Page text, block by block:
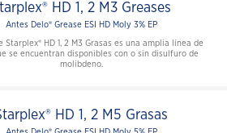
HD 1, 2 M3 Greases
Antes Delo® Grease ESI HD Moly 3% EP
Starplex® HD 1, 2 M3 Grasas es una amplia línea de
se encuentran disponibles con o sin disulfuro de
molibdeno.
HD 1, 2 M5 Grasas